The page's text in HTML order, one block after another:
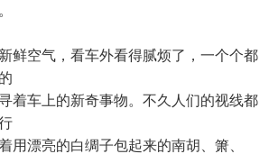
空气，看车外看得腻烦了，一个个都
着车上的新奇事物。不久人们的视线都
用漂亮的白绸子包起来的南胡、箫、